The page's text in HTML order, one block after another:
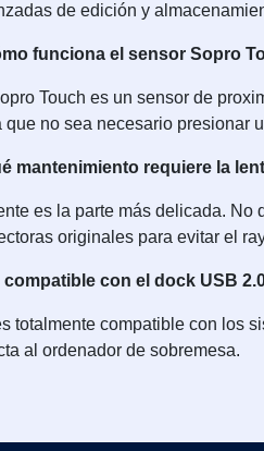
de edición y
funciona el sensor Sopro
Touch es un sensor de
que no sea necesario presionar
mantenimiento requiere la
es la parte más delicada.
originales para evitar el
compatible con el dock USB
totalmente compatible con los
al ordenador de sobremesa.